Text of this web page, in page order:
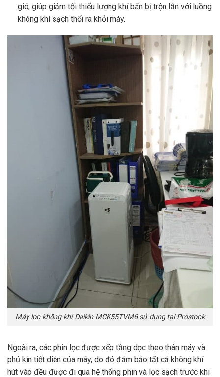
gió, giúp giảm tối thiểu lượng khí bẩn bị trộn lẫn với luồng
không khí sạch thổi ra khỏi máy.
Máy lọc không khí Daikin MCK55TVM6 sử dụng tại Prostock
Ngoài ra, các phin lọc được xếp tầng dọc theo thân máy và
phủ kín tiết diện của máy, do đó đảm bảo tất cả không khí
hút vào đều được đi qua hệ thống phin và lọc sạch trước khi